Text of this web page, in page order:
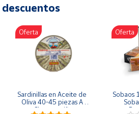
descuentos
Oferta
Sardinillas en Aceite de
Oliva 40-45 piezas A
Churrusquiña
Oferta
Sobaos